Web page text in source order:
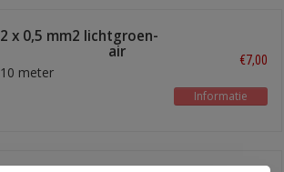
2 x 0,5 mm2 lichtgroen-
zwart twisted pair
10 meter
€7,00
Informatie